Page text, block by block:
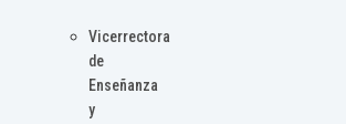
Vicerrectora
de
Enseñanza
y